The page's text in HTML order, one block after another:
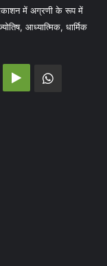
में अग्रणी के रूप में
आध्यात्मिक, धार्मिक
Google